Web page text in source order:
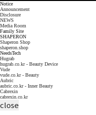
Notice
Announcement
Disclosure
NEWS
Media Room
Family Site
SHAPERON
Shaperon Shop
shaperon.shop
NeedsTech
Hugrab
hugrab.co.kr - Beauty Device
Vude
vude.co.kr - Beauty
Aubric
aubric.co.kr - Inner Beauty
Cabrexin
cabrexin.co.kr
close